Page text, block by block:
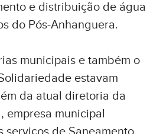
e distribuição de água
do Pós-Anhanguera.
municipais e também o
estavam
da atual diretoria da
empresa municipal
serviços de Saneamento